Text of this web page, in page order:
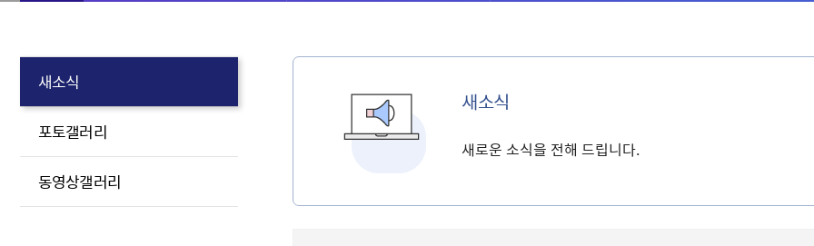
새소식
포토갤러리
동영상갤러리
새소식
새로운 소식을 전해 드립니다.